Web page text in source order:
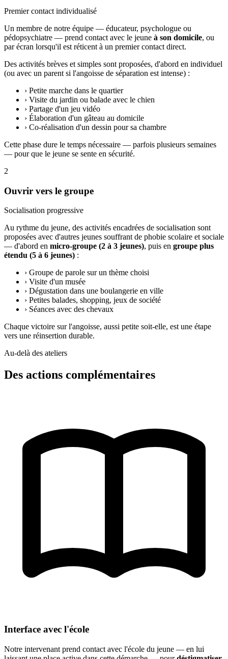
Premier contact individualisé
Un membre de notre équipe — éducateur, psychologue ou
pédopsychiatre — prend contact avec le jeune à son domicile, ou
par écran lorsqu'il est réticent à un premier contact direct.
Des activités brèves et simples sont proposées, d'abord en individuel
(ou avec un parent si l'angoisse de séparation est intense) :
› Petite marche dans le quartier
› Visite du jardin ou balade avec le chien
› Partage d'un jeu vidéo
› Élaboration d'un gâteau au domicile
› Co-réalisation d'un dessin pour sa chambre
Cette phase dure le temps nécessaire — parfois plusieurs semaines
— pour que le jeune se sente en sécurité.
2
Ouvrir vers le groupe
Socialisation progressive
Au rythme du jeune, des activités encadrées de socialisation sont
proposées avec d'autres jeunes souffrant de phobie scolaire et sociale
— d'abord en micro-groupe (2 à 3 jeunes), puis en groupe plus
étendu (5 à 6 jeunes) :
› Groupe de parole sur un thème choisi
› Visite d'un musée
› Dégustation dans une boulangerie en ville
› Petites balades, shopping, jeux de société
› Séances avec des chevaux
Chaque victoire sur l'angoisse, aussi petite soit-elle, est une étape
vers une réinsertion durable.
Au-delà des ateliers
Des actions complémentaires
Interface avec l'école
Notre intervenant prend contact avec l'école du jeune — en lui